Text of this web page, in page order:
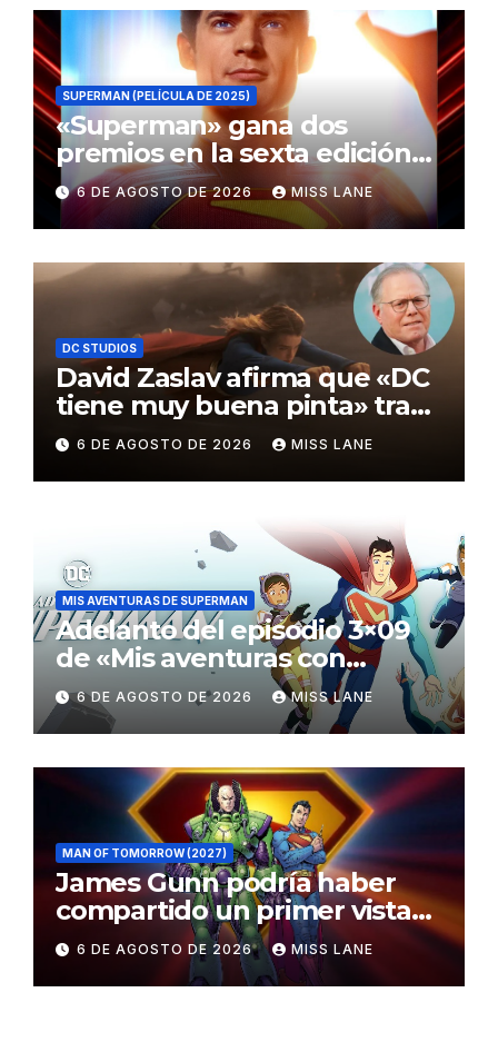
SUPERMAN (PELÍCULA DE 2025)
«Superman» gana dos
premios en la sexta edición
de los Critics Choice Super
Awards
6 DE AGOSTO DE 2026 MISS LANE
DC STUDIOS
David Zaslav afirma que «DC
tiene muy buena pinta» tras
el fracaso de «Supergirl»
6 DE AGOSTO DE 2026 MISS LANE
MIS AVENTURAS DE SUPERMAN
Adelanto del episodio 3×09
de «Mis aventuras con
Superman»
6 DE AGOSTO DE 2026 MISS LANE
MAN OF TOMORROW (2027)
James Gunn podría haber
compartido un primer vistazo
al traje de Brainiac
6 DE AGOSTO DE 2026 MISS LANE